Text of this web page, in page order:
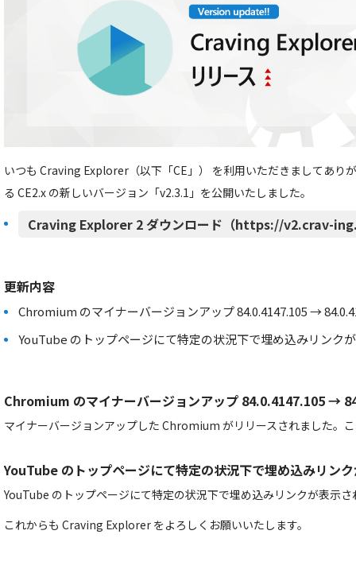
いつも Craving Explorer（以下「CE」） を利用いただきましてあり
る CE2.x の新しいバージョン「v2.3.1」を公開いたしました。
Craving Explorer 2 ダウンロード（https://v2.crav-
更新内容
Chromium のマイナーバージョンアップ 84.0.4147.105 →
YouTube のトップページにて特定の状況下で埋め込みリンク
Chromium のマイナーバージョンアップ 84.0.4147.105 →
マイナーバージョンアップした Chromium がリリースされました。
YouTube のトップページにて特定の状況下で埋め込みリン
YouTube のトップページにて特定の状況下で埋め込みリンクが表示
これからも Craving Explorer をよろしくお願いいたします。